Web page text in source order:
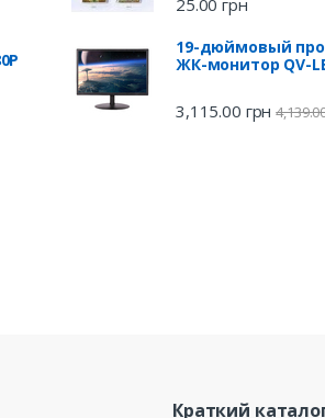
19-дюймовый
ЖК-монитор QV-
3,115.00 грн
Краткий